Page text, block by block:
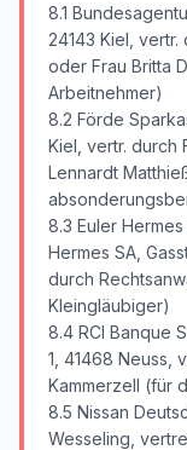
8.1
24143 Kiel,
oder Frau Britta
Arbeitnehmer)
8.2 Förde
Kiel, vertr. durch
Lennardt
8.3 Euler
Hermes SA,
durch
Kleingläubiger)
8.4 RCI Banque
1, 41468 Neuss,
Kammerzell (für
8.5 Nissan
Wesseling,